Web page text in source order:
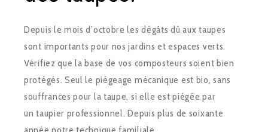
Depuis le mois d’octobre les dégâts dû aux taupes
sont importants pour nos jardins et espaces verts.
Vérifiez que la base de vos composteurs soient bien
protégés. Seul le piégeage mécanique est bio, sans
souffrances pour la taupe, si elle est piégée par
un taupier professionnel. Depuis plus de soixante